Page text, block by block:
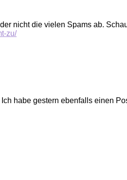
nicht die vielen Spams ab.
zu/
habe gestern ebenfalls einen